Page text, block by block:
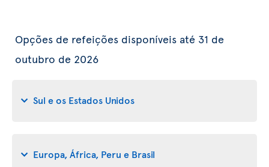
Opções de refeições disponíveis até 31 de
outubro de 2026
Sul e os Estados Unidos
Europa, África, Peru e Brasil